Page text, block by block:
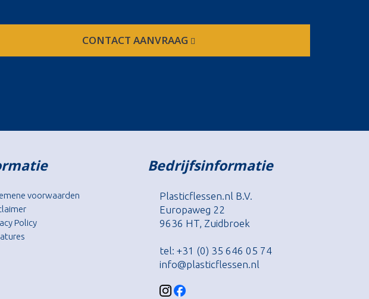
CONTACT AANVRAAG
voorwaarden
Policy
Bedrijfsinformatie
Plasticflessen.nl B.V.
Europaweg 22
9636 HT, Zuidbroek
tel: +31 (0) 35 646 05 74
info@plasticflessen.nl